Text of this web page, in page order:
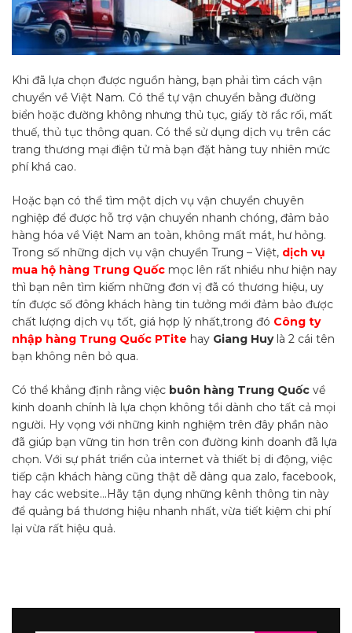
Khi đã lựa chọn được nguồn hàng, bạn phải tìm cách vận
chuyển về Việt Nam. Có thể tự vận chuyển bằng đường
biển hoặc đường không nhưng thủ tục, giấy tờ rắc rối, mất
thuế, thủ tục thông quan. Có thể sử dụng dịch vụ trên các
trang thương mại điện tử mà bạn đặt hàng tuy nhiên mức
phí khá cao.
Hoặc bạn có thể tìm một dịch vụ vận chuyển chuyên
nghiệp để được hỗ trợ vận chuyển nhanh chóng, đảm bảo
hàng hóa về Việt Nam an toàn, không mất mát, hư hỏng.
Trong số những dịch vụ vận chuyển Trung – Việt, dịch vụ
mua hộ hàng Trung Quốc mọc lên rất nhiều như hiện nay
thì bạn nên tìm kiếm những đơn vị đã có thương hiệu, uy
tín được số đông khách hàng tin tưởng mới đảm bảo được
chất lượng dịch vụ tốt, giá hợp lý nhất,trong đó Công ty
nhập hàng Trung Quốc PTite hay Giang Huylà 2 cái tên
bạn không nên bỏ qua.
Có thể khẳng định rằng việc buôn hàng Trung Quốc về
kinh doanh chính là lựa chọn không tồi dành cho tất cả mọi
người. Hy vọng với những kinh nghiệm trên đây phần nào
đã giúp bạn vững tin hơn trên con đường kinh doanh đã lựa
chọn. Với sự phát triển của internet và thiết bị di động, việc
tiếp cận khách hàng cũng thật dễ dàng qua zalo, facebook,
hay các website…Hãy tận dụng những kênh thông tin này
để quảng bá thương hiệu nhanh nhất, vừa tiết kiệm chi phí
lại vừa rất hiệu quả.